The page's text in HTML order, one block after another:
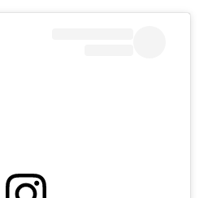
ספורט אתגרי ואקסטרים